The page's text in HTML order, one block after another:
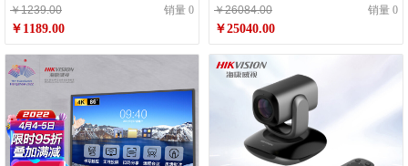
支架DS-D5ABKF1D-65
￥1239.00 销量 0
￥1189.00
华套装触控电子黑板白板显示屏培训
教育
￥26084.00 销量 0
￥25040.00